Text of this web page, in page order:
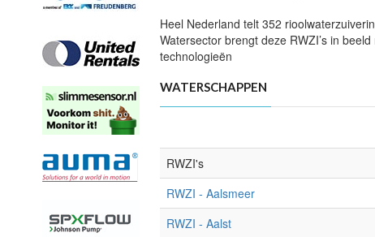
Heel Nederland telt 352
Watersector brengt deze RWZI’s in
technologieën
WATERSCHAPPEN
RWZI's
RWZI - Aalsmeer
RWZI - Aalst